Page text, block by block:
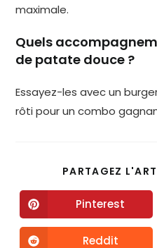
maximale.
Quels
de patate douce ?
Essayez-les avec un
rôti pour un combo
PARTAGEZ
Pinterest
Reddit